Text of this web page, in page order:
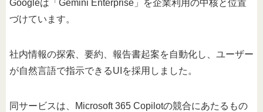
Googleは「Gemini Enterprise」を企業利用の中核と位置
づけています。
社内情報の探索、要約、報告書起案を自動化し、ユーザー
が自然言語で指示できるUIを採用しました。
同サービスは、Microsoft 365 Copilotの競合にあたるもの